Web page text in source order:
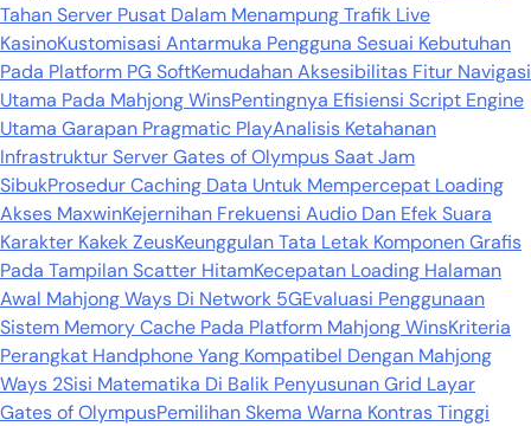
Tahan Server Pusat Dalam Menampung Trafik Live
KasinoKustomisasi Antarmuka Pengguna Sesuai Kebutuhan
Pada Platform PG SoftKemudahan Aksesibilitas Fitur Navigasi
Utama Pada Mahjong WinsPentingnya Efisiensi Script Engine
Utama Garapan Pragmatic PlayAnalisis Ketahanan
Infrastruktur Server Gates of Olympus Saat Jam
SibukProsedur Caching Data Untuk Mempercepat Loading
Akses MaxwinKejernihan Frekuensi Audio Dan Efek Suara
Karakter Kakek ZeusKeunggulan Tata Letak Komponen Grafis
Pada Tampilan Scatter HitamKecepatan Loading Halaman
Awal Mahjong Ways Di Network 5GEvaluasi Penggunaan
Sistem Memory Cache Pada Platform Mahjong WinsKriteria
Perangkat Handphone Yang Kompatibel Dengan Mahjong
Ways 2Sisi Matematika Di Balik Penyusunan Grid Layar
Gates of OlympusPemilihan Skema Warna Kontras Tinggi